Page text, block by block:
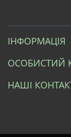
ІНФОРМАЦІЯ
ОСОБИСТИЙ
НАШІ